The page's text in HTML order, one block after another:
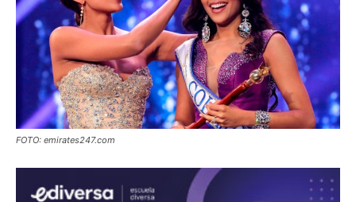
FOTO: emirates247.com